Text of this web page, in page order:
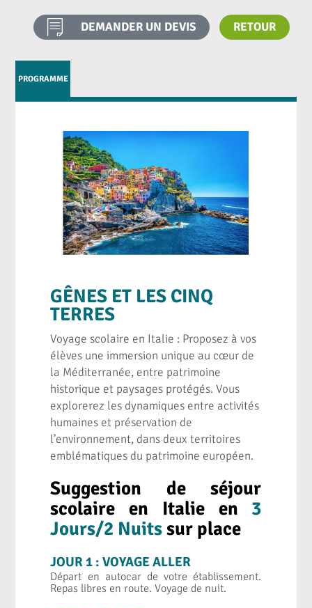
DEMANDER UN DEVIS RETOUR
PROGRAMME
GÊNES ET LES CINQ
TERRES
Voyage scolaire en Italie : Proposez à vos
élèves une immersion unique au cœur de
la Méditerranée, entre patrimoine
historique et paysages protégés. Vous
explorerez les dynamiques entre activités
humaines et préservation de
l’environnement, dans deux territoires
emblématiques du patrimoine européen.
Suggestion de séjour
scolaire en Italie en 3
Jours/2 Nuitssur place
JOUR 1 : VOYAGE ALLER
Départ en autocar de votre établissement.
Repas libres en route. Voyage de nuit.